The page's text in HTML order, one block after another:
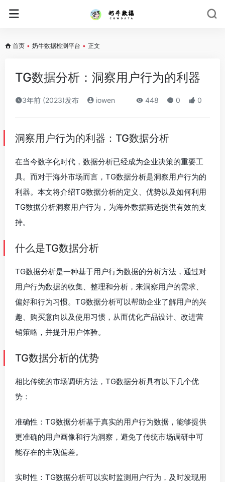
首页 • 奶牛数据检测平台 • 正文
TG数据分析：洞察用户行为的利器
3年前 (2023)发布 iowen 448 0 0
洞察用户行为的利器：TG数据分析
在当今数字化时代，数据分析已经成为企业决策的重要工
具。而对于海外市场而言，TG数据分析是洞察用户行为的
利器。本文将介绍TG数据分析的定义、优势以及如何利用
TG数据分析洞察用户行为，为海外数据筛选提供有效的支
持。
什么是TG数据分析
TG数据分析是一种基于用户行为数据的分析方法，通过对
用户行为数据的收集、整理和分析，来洞察用户的需求、
偏好和行为习惯。TG数据分析可以帮助企业了解用户的兴
趣、购买意向以及使用习惯，从而优化产品设计、改进营
销策略，并提升用户体验。
TG数据分析的优势
相比传统的市场调研方法，TG数据分析具有以下几个优
势：
准确性：TG数据分析基于真实的用户行为数据，能够提供
更准确的用户画像和行为洞察，避免了传统市场调研中可
能存在的主观偏差。
实时性：TG数据分析可以实时监测用户行为，及时发现用